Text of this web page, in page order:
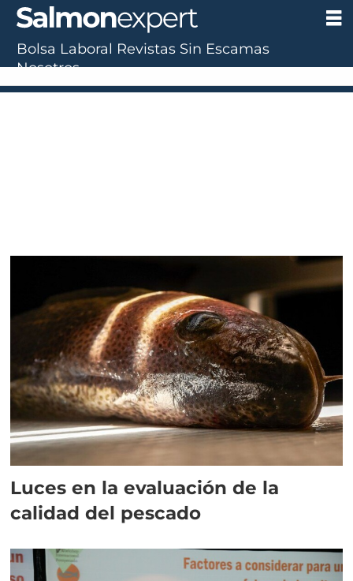
Tag:
melatonina
Luces en la evaluación de la
calidad del pescado
Bolsa Laboral Revistas Sin Escamas
Nosotros